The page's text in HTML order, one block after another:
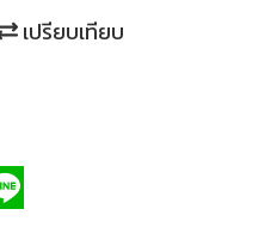
เปรียบเทียบ